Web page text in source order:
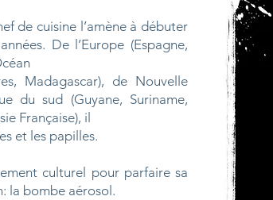
de cuisine l’amène à débuter
De l’Europe (Espagne,
Madagascar), de Nouvelle
du sud (Guyane, Suriname,
Française), il
et les papilles.
culturel pour parfaire sa
la bombe aérosol.